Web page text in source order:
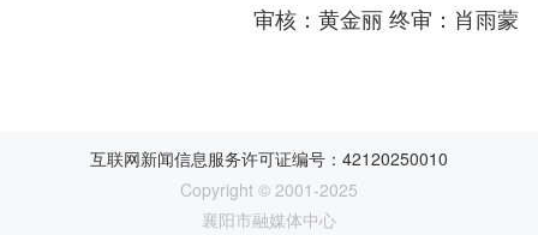
审核：黄金丽 终审：肖雨蒙
互联网新闻信息服务许可证编号：42120250010
Copyright © 2001-2025
襄阳市融媒体中心